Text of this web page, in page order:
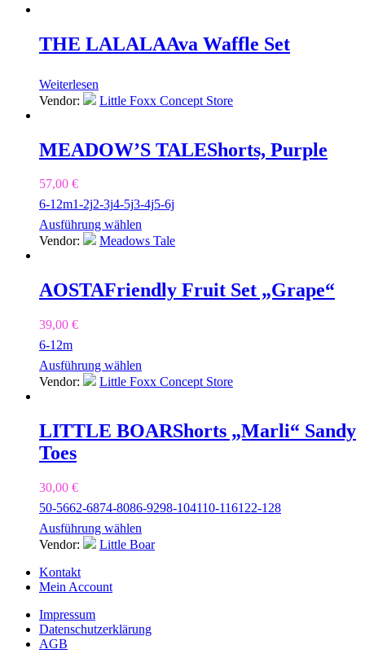
THE LALALAAva Waffle Set
Weiterlesen
Vendor:
Little Foxx Concept Store
MEADOW’S TALEShorts, Purple
57,00 €
6-12m1-2j2-3j4-5j3-4j5-6j
Ausführung wählen
Vendor:
Meadows Tale
AOSTAFriendly Fruit Set „Grape“
39,00 €
6-12m
Ausführung wählen
Vendor:
Little Foxx Concept Store
LITTLE BOARShorts „Marli“ Sandy
Toes
30,00 €
50-5662-6874-8086-9298-104110-116122-128
Ausführung wählen
Vendor:
Little Boar
Kontakt
Mein Account
Impressum
Datenschutzerklärung
AGB